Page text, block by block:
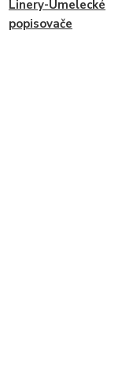
Linery-Umelecké
popisovače